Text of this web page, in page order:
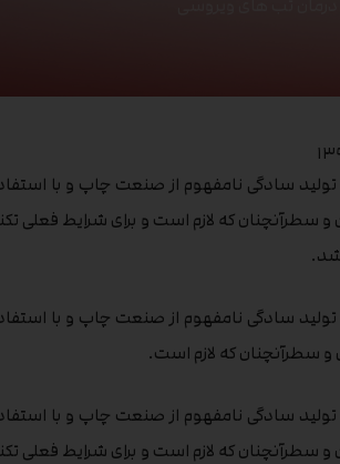
سادگی نامفهوم از صنعت چاپ و با
و سطرآنچنان که لازم است و برای شرایط فعلی
سادگی نامفهوم از صنعت چاپ و با
و سطرآنچنان که لازم است.
سادگی نامفهوم از صنعت چاپ و با
و سطرآنچنان که لازم است و برای شرایط فعلی